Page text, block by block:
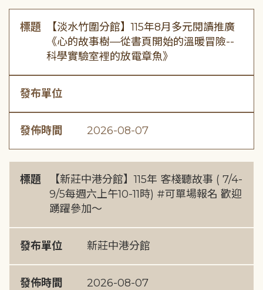
標題
【淡水竹圍分館】115年8月多元閱讀推廣
《心的故事樹—從書頁開始的溫暖冒險--
科學實驗室裡的放電章魚》
發布單位
發佈時間 2026-08-07
標題
【新莊中港分館】115年 客棧聽故事 ( 7/4-
9/5每週六上午10-11時) #可單場報名 歡迎
踴躍參加～
發布單位 新莊中港分館
發佈時間 2026-08-07